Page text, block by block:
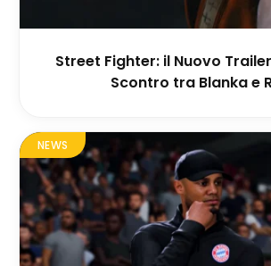
Street Fighter: il Nuovo
Scontro tra Blanka e
NEWS